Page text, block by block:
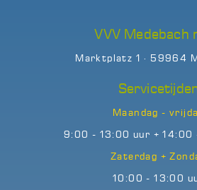
VVV Medebach
Marktplatz 1 · 59964
Maandag -
9:00 - 13:00 uur + 14:00
Zaterdag +
10:00 - 13:00